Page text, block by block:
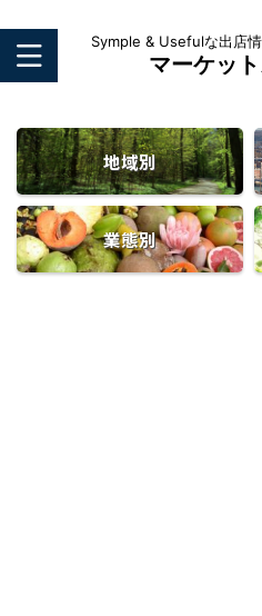
Symple & Usefulな出店
マーケッ
地域別
業態別